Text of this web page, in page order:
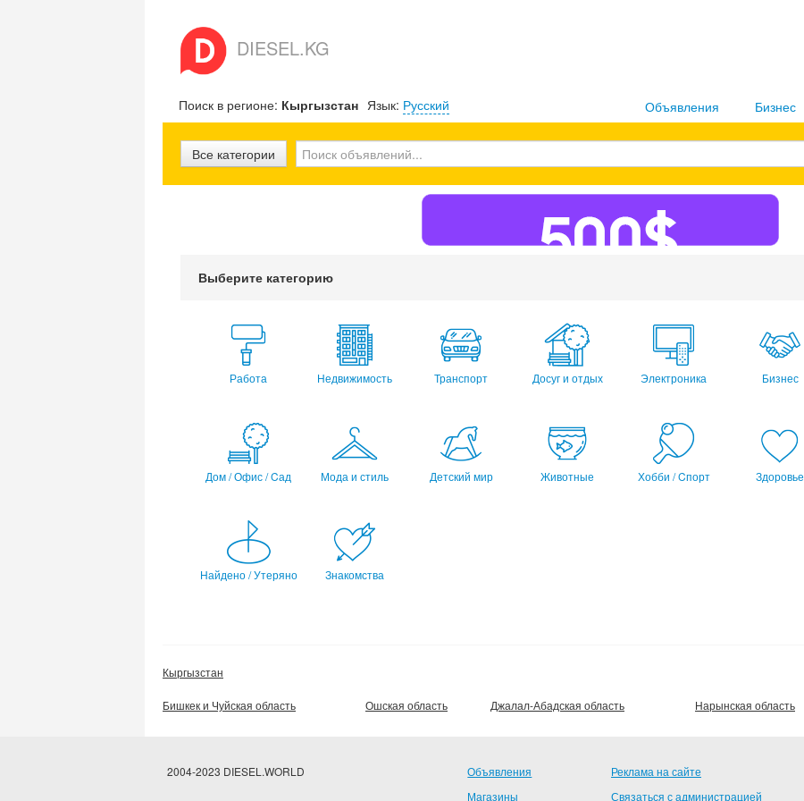
DIESEL.KG
Поиск в регионе: Кыргызстан Язык: Русский Бизнес
Объявления
Все категории
Выберите категорию
Работа Недвижимость Транспорт Досуг и отдых Электроника Бизнес
Дом / Офис / Cад Мода и стиль Детский мир Животные Хобби / Cпорт Здоровье
Найдено / Утеряно Знакомства
Кыргызстан
Бишкек и Чуйская область Ошская область Джалал-Абадская область Нарынская область
2004-2023 DIESEL.WORLD
Объявления
Магазины
Реклама на сайте
Связаться с администрацией